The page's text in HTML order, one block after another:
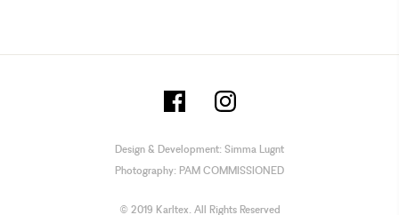
Design & Development: Simma Lugnt
Photography: PAM COMMISSIONED
© 2019 Karltex. All Rights Reserved